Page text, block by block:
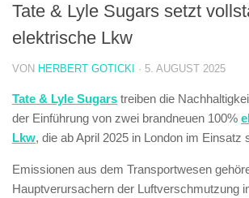
Tate & Lyle Sugars setzt
elektrische Lkw
VON HERBERT GOTICKI · 5. AUGUST 2025
Tate & Lyle Sugars treiben die
der Einführung von zwei brandneuen 100%
Lkw, die ab April 2025 in London im Einsatz
Emissionen aus dem Transportwesen
Hauptverursachern der Luftverschmutzung